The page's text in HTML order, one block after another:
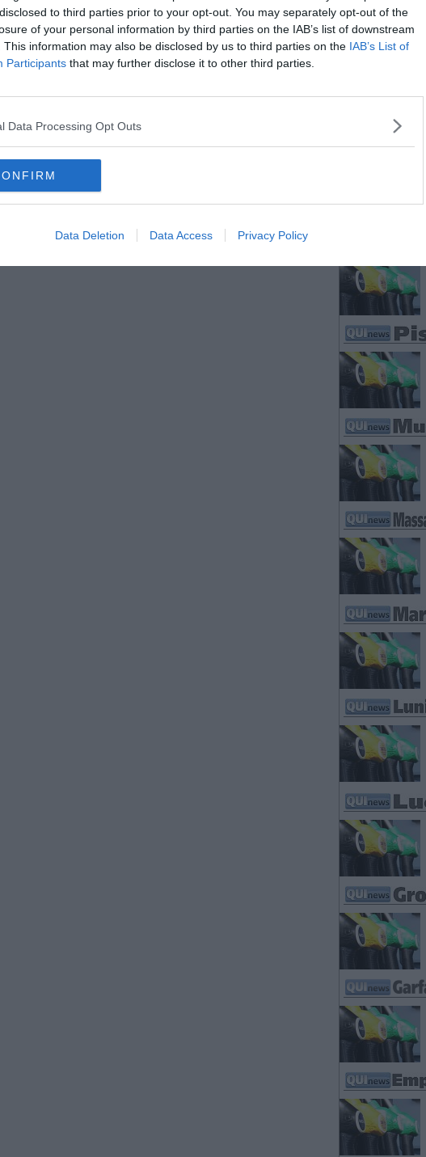
to third parties prior to your opt-out. You may separately opt-out of the
of your personal information by third parties on the IAB’s list of downstream
This information may also be disclosed by us to third parties on the IAB’s List of
Participants that may further disclose it to other third parties.
Data Processing Opt Outs
Data Deletion Data Access Privacy Policy